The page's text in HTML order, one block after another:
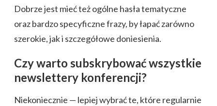
Dobrze jest mieć też ogólne hasła tematyczne
oraz bardzo specyficzne frazy, by łapać zarówno
szerokie, jak i szczegółowe doniesienia.
Czy warto subskrybować wszystkie
newslettery konferencji?
Niekoniecznie — lepiej wybrać te, które regularnie